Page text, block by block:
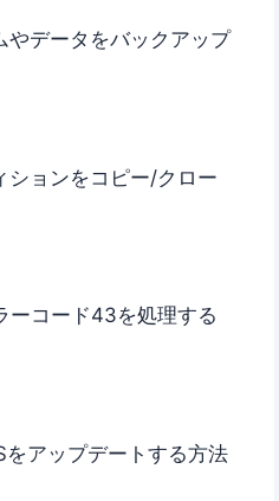
データをバックアップ
ョンをコピー/クロー
ーコード43を処理する
アップデートする方法